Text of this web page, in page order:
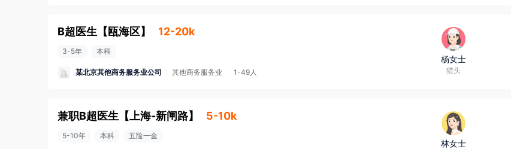
B超医生 【 瓯海区】 12-20k
3-5年 本科
某北京其他商务服务业公司 其他商务服务业 1-49人
杨女士
猎头
兼职B超医生 【 上海-新闸路】 5-10k
5-10年 本科 五险一金
林女士